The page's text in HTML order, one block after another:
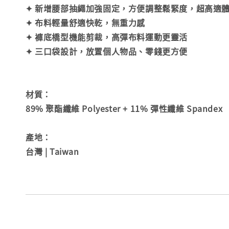
✦ 新增腰部抽繩加強固定，方便調整鬆緊度，超高適
✦ 布料輕量舒適快乾，無重力感
✦ 褲底橋型機能剪裁，高彈布料運動更靈活
✦ 三口袋設計，放置個人物品、零錢更方便
材質：
89% 聚酯纖維 Polyester + 11% 彈性纖維 Spandex
產地：
台灣 | Taiwan